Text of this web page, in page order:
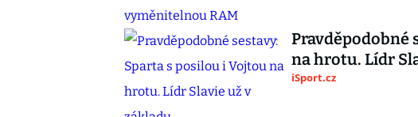
Pravděpodobné
na hrotu. Lídr
iSport.cz